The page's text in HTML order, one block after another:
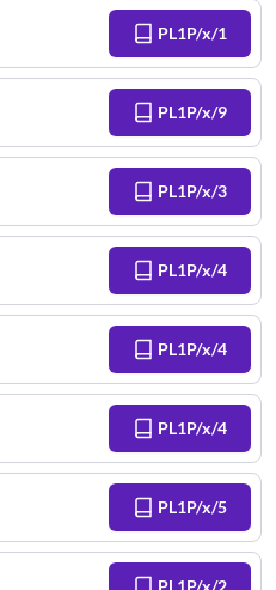
PL1P/x/1
PL1P/x/9
PL1P/x/3
PL1P/x/4
PL1P/x/4
PL1P/x/4
PL1P/x/5
PL1P/x/2